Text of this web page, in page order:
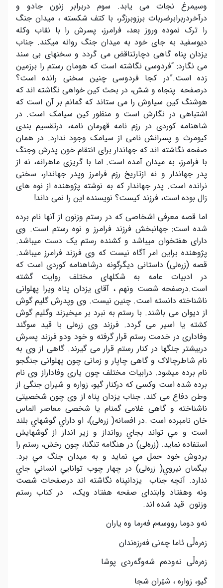
وسیمرغ نجات می یابد. سوم دربرابر زنون جادو و
درآخردربرابرضربات برزوبرزگر، با کتف شکسته ، میدان جنگ
را ترک نموده وروز بعد، فرامرز، پسرش را با نقاب وکله
دیوسفید به جای خود به میدان جنگ روانه میکند. جناب
یزدان پناه گاهی دچارتناقض می گردد و سخنهای بی سند
می نگارد: “فردوسی نگاشته است که هومان رستم را برزمین
زده است.”در کجا فردوسی چنین سخنی رانده است؟
درصفحه پنجاه و شش، در بحث کین خواهی نگاشته اند که
هوشنگ کین سیاوش را می ستاند که گمانم بر آن است که
اشتباهی در نگارش است و منظور کین سیامک است. در
شاهنامه کوردی در رزم نامه قهرمان نامه، درتقسیم بندی
کیومرث و پسرانش نامی از سیامک وجود ندارد. در همان
صفحه نگاشته اند که جهاندار برای انتقام خون پدرش وجنگ
با فرامرز، به میدان آمده است. اما با گریزی ماهرانه، نه از
پدر جهاندار و نه ازتاریخ رزم فرامرز وپدر جهاندار، سخنی
نرانده است. پدر جهاندار که به نوشته پژوهنده از نوه های
زال بوده است، فرزند کیست؟ نویسنده این را نمی داند!
اما قصه معرفی اشخاصی که در رستم وزنون از آنها نام برده
شده است: جهانبخش فرزند فرامرز و نوه رستم است. وی
دارای هفتخوان میباشد و کشنده رستم یک دست میباشد.
پژوهنده براین امر آگاه نیست که وی فرزند فرامرز میباشد.
قصه (زرەلی) داستانی دیگرگونه درشاهنامه کوردی است که
در ادبیات عامه به شکلهای مختلف روایت گشته
است.درصفحه شصت ونهم ، آقای یزدان پناه ویرا پهلوانی
ناشناخته دانسته است. چنین نیست. وی وپدرش گلیم گوش
از دیوان می باشند. با رستم به نبرد بر میخیزند وگلیم گوش
کشته یا اسیر می گردد. فرزند وی زرەلی با قید سوگند
وفاداری در خدمت رستم قرار گرفته و خود ودو فرزند پسرش
دربیشتر جنگها در کنار رستم قرار می گیرند. گاهی از وی به
نام شاطرچالاک و گاهی چاپار و زمانی چون پهلوانی جنگجو
نام برده میشود. درابیات مختلف چون یاری وفاداراز وی نام
برده شده است وکسی که درکنار گیو، زواره و شیران جنگی از
وطن دفاع می کند. جناب یزدان پناه از وی چون شخصیتی
ناشناخته و گاهی غلامی گمنام یا شخصی معاصر الماس
خان نامبرده است .در افسانه( زرەلی)، او داراي گوشهاي بلند
است و مي تواند بجاي روانداز و زير انداز از گوشهايش
استفاده نمايد. (زرەلی) در هنگامه تنگنا، چون رخش، رستم را
بردوش خود حمل مي نمايد و به ميدان جنگ مي برد.
بيگمان نيروي( زرەلی) در چهار چوب توانايي انساني جاي
ندارد. آنچه جناب ‌یزدانپناه نگاشته اند درصفحات شصت
ونه وهفتاد وابتدای صفحه هفتاد ویک، در کتاب رستم
وزنون قید شده اند.
نەو دوما رووسەم فەرما وە یاران
زەرەڵی ئاما چەنی فەرزەندان
زەرەڵی نەودەم شەوگەردی پوشا
گیو، زواره ، شێران شجا